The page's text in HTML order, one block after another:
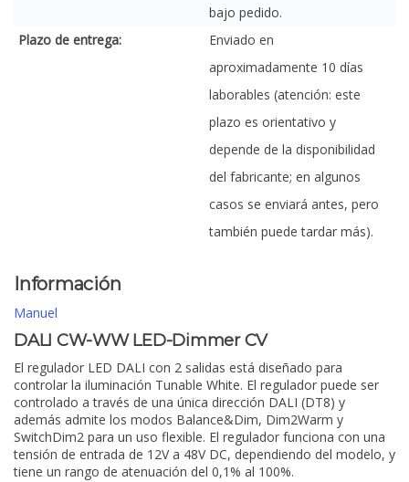
bajo pedido.
Plazo de entrega:
Enviado en
aproximadamente 10 días
laborables (atención: este
plazo es orientativo y
depende de la disponibilidad
del fabricante; en algunos
casos se enviará antes, pero
también puede tardar más).
Información
Manuel
DALI CW-WW LED-Dimmer CV
El regulador LED DALI con 2 salidas está diseñado para
controlar la iluminación Tunable White. El regulador puede ser
controlado a través de una única dirección DALI (DT8) y
además admite los modos Balance&Dim, Dim2Warm y
SwitchDim2 para un uso flexible. El regulador funciona con una
tensión de entrada de 12V a 48V DC, dependiendo del modelo, y
tiene un rango de atenuación del 0,1% al 100%.